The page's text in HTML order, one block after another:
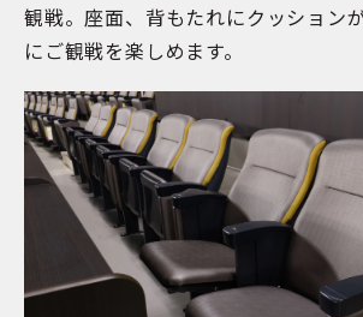
観戦。座面、背もたれにクッション
にご観戦を楽しめます。